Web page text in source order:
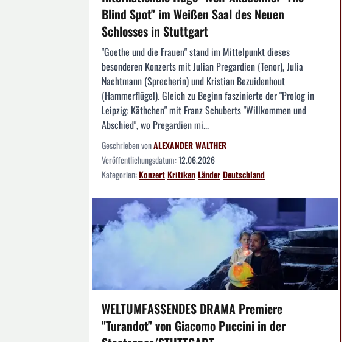
Blind Spot" im Weißen Saal des Neuen
Schlosses in Stuttgart
"Goethe und die Frauen" stand im Mittelpunkt dieses
besonderen Konzerts mit Julian Pregardien (Tenor), Julia
Nachtmann (Sprecherin) und Kristian Bezuidenhout
(Hammerflügel). Gleich zu Beginn faszinierte der "Prolog in
Leipzig: Käthchen" mit Franz Schuberts "Willkommen und
Abschied", wo Pregardien mi...
Geschrieben vonALEXANDER WALTHER
Veröffentlichungsdatum:12.06.2026
Kategorien:KonzertKritikenLänderDeutschland
WELTUMFASSENDES DRAMA Premiere
"Turandot" von Giacomo Puccini in der